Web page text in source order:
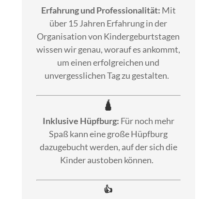
Erfahrung und Professionalität: Mit
über 15 Jahren Erfahrung in der
Organisation von Kindergeburtstagen
wissen wir genau, worauf es ankommt,
um einen erfolgreichen und
unvergesslichen Tag zu gestalten.
🛕
Inklusive Hüpfburg: Für noch mehr
Spaß kann eine große Hüpfburg
dazugebucht werden, auf der sich die
Kinder austoben können.
👍